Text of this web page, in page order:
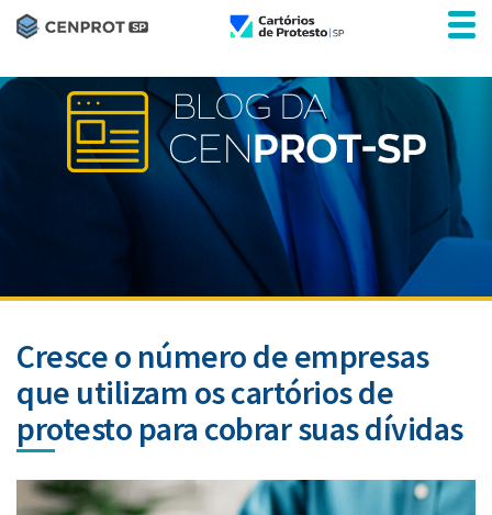
Cresce o número de empresas
que utilizam os cartórios de
protesto para cobrar suas dívidas